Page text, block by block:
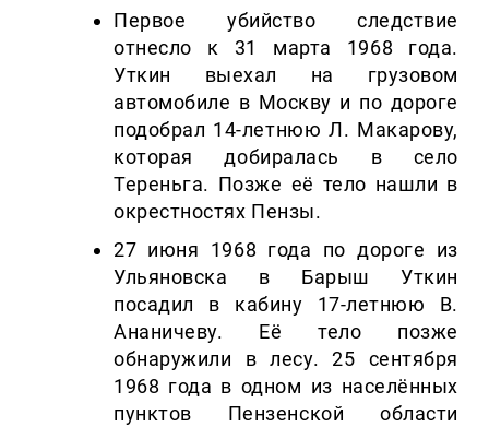
Первое убийство следствие
отнесло к 31 марта 1968 года.
Уткин выехал на грузовом
автомобиле в Москву и по дороге
подобрал 14-летнюю Л. Макарову,
которая добиралась в село
Тереньга. Позже её тело нашли в
окрестностях Пензы.
27 июня 1968 года по дороге из
Ульяновска в Барыш Уткин
посадил в кабину 17-летнюю В.
Ананичеву. Её тело позже
обнаружили в лесу. 25 сентября
1968 года в одном из населённых
пунктов Пензенской области